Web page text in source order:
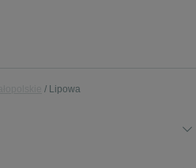
Lipowa